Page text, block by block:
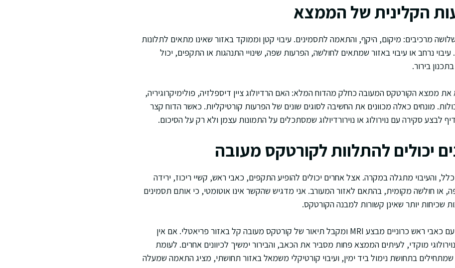
הקלינית של הממצא
מרכיבים: מיקום, היקף, והתאמה לתסמינים. עיבוי קטן וממוקד באזור שאינו מתאים לתלונות
נרחב או עיבוי באזור שמתאים לחולשה, הפרעות שפה, שינויי התנהגות או התקפים, יכול
בירור.
ממצא הקורטקס המעובה כחלק מהדוח המלא: האם הרדיולוג ציין דיספלזיה, פולימיקרוגיריה,
מונחים כאלה מכוונים את החשיבה לסוגים שונים של הפרעות קורטיקליות. כאשר הדוח קצר
לבצע סקירה עם נוירולוג או נוירורדיולוג שמסתכלים על התמונות עצמן ולא רק על הסיכום.
יכולים להתלוות לקורטקס מעובה
והעיבוי מתגלה במקרה. אצל אחרים יכולים להופיע התקפים, כאבי ראש, קשיי ריכוז, ירידה
או חולשה מקומית, בהתאם לאזור המעורב. אני מדגיש שהקשר אינו אוטומטי, כי אותם תסמינים
שכיחות יותר שאינן קשורות למבנה הקורטקס.
דוגמה היפותטית: אדם עם כאבי ראש כרוניים מבצע MRI ומקבל תיאור של קורטקס מעובה קל באזור פריאטלי. אם אין
מוקדי, לעיתים הממצא פחות מסביר את הכאב, והבירור ימשיך לכיוונים אחרים. לעומת
בתחושת נימול ביד ימין, ועיבוי קורטיקלי משמאל באזור תחושתי, מציג התאמה שמעלה